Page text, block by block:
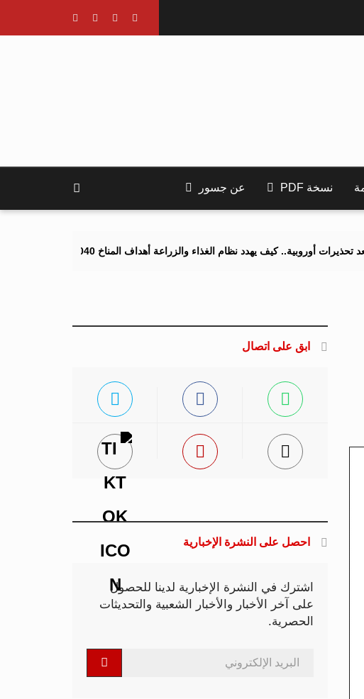
نسخة PDF عن جسور
كيف يهدد نظام الغذاء والزراعة أهداف المناخ 2040 و2050؟
ابق على اتصال
احصل على النشرة الإخبارية
اشترك في النشرة الإخبارية لدينا للحصول
على آخر الأخبار والأخبار الشعبية والتحديثات
الحصرية.